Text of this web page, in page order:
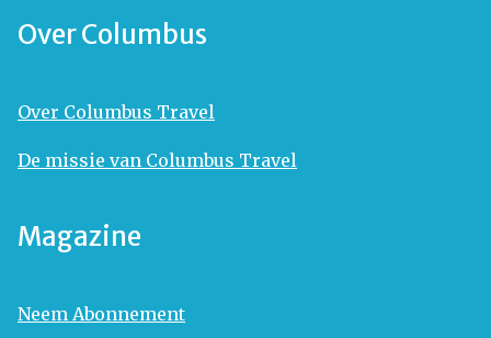
Over Columbus
Over Columbus Travel
De missie van Columbus Travel
Magazine
Neem Abonnement